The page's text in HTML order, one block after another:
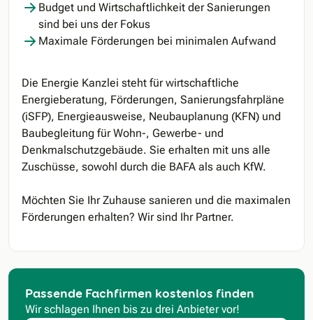
Budget und Wirtschaftlichkeit der Sanierungen
sind bei uns der Fokus
Maximale Förderungen bei minimalen Aufwand
Die Energie Kanzlei steht für wirtschaftliche
Energieberatung, Förderungen, Sanierungsfahrpläne
(iSFP), Energieausweise, Neubauplanung (KFN) und
Baubegleitung für Wohn-, Gewerbe- und
Denkmalschutzgebäude. Sie erhalten mit uns alle
Zuschüsse, sowohl durch die BAFA als auch KfW.
Möchten Sie Ihr Zuhause sanieren und die maximalen
Förderungen erhalten? Wir sind Ihr Partner.
Passende Fachfirmen kostenlos finden
Wir schlagen Ihnen bis zu drei Anbieter vor!